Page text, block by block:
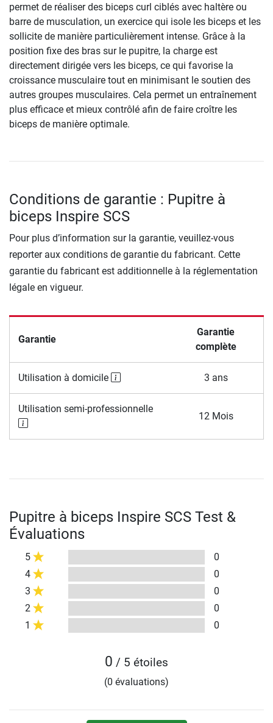
permet de réaliser des biceps curl ciblés avec haltère ou
barre de musculation, un exercice qui isole les biceps et les
sollicite de manière particulièrement intense. Grâce à la
position fixe des bras sur le pupitre, la charge est
directement dirigée vers les biceps, ce qui favorise la
croissance musculaire tout en minimisant le soutien des
autres groupes musculaires. Cela permet un entraînement
plus efficace et mieux contrôlé afin de faire croître les
biceps de manière optimale.
Conditions de garantie : Pupitre à
biceps Inspire SCS
Pour plus d’information sur la garantie, veuillez-vous
reporter aux conditions de garantie du fabricant. Cette
garantie du fabricant est additionnelle à la réglementation
légale en vigueur.
Garantie
Garantie
complète
Utilisation à domicile 3 ans
Utilisation semi-professionnelle
12 Mois
Pupitre à biceps Inspire SCS Test &
Évaluations
5
0
4
0
3
0
2
0
1
0
0 / 5 étoiles
(0 évaluations)